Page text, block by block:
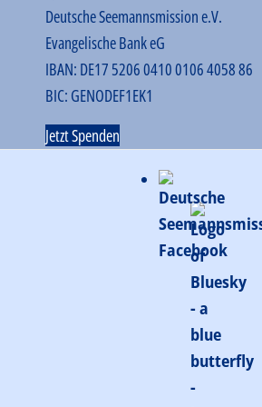
Deutsche Seemannsmission e.V.
Evangelische Bank eG
IBAN: DE17 5206 0410 0106 4058 86
BIC: GENODEF1EK1
Jetzt Spenden